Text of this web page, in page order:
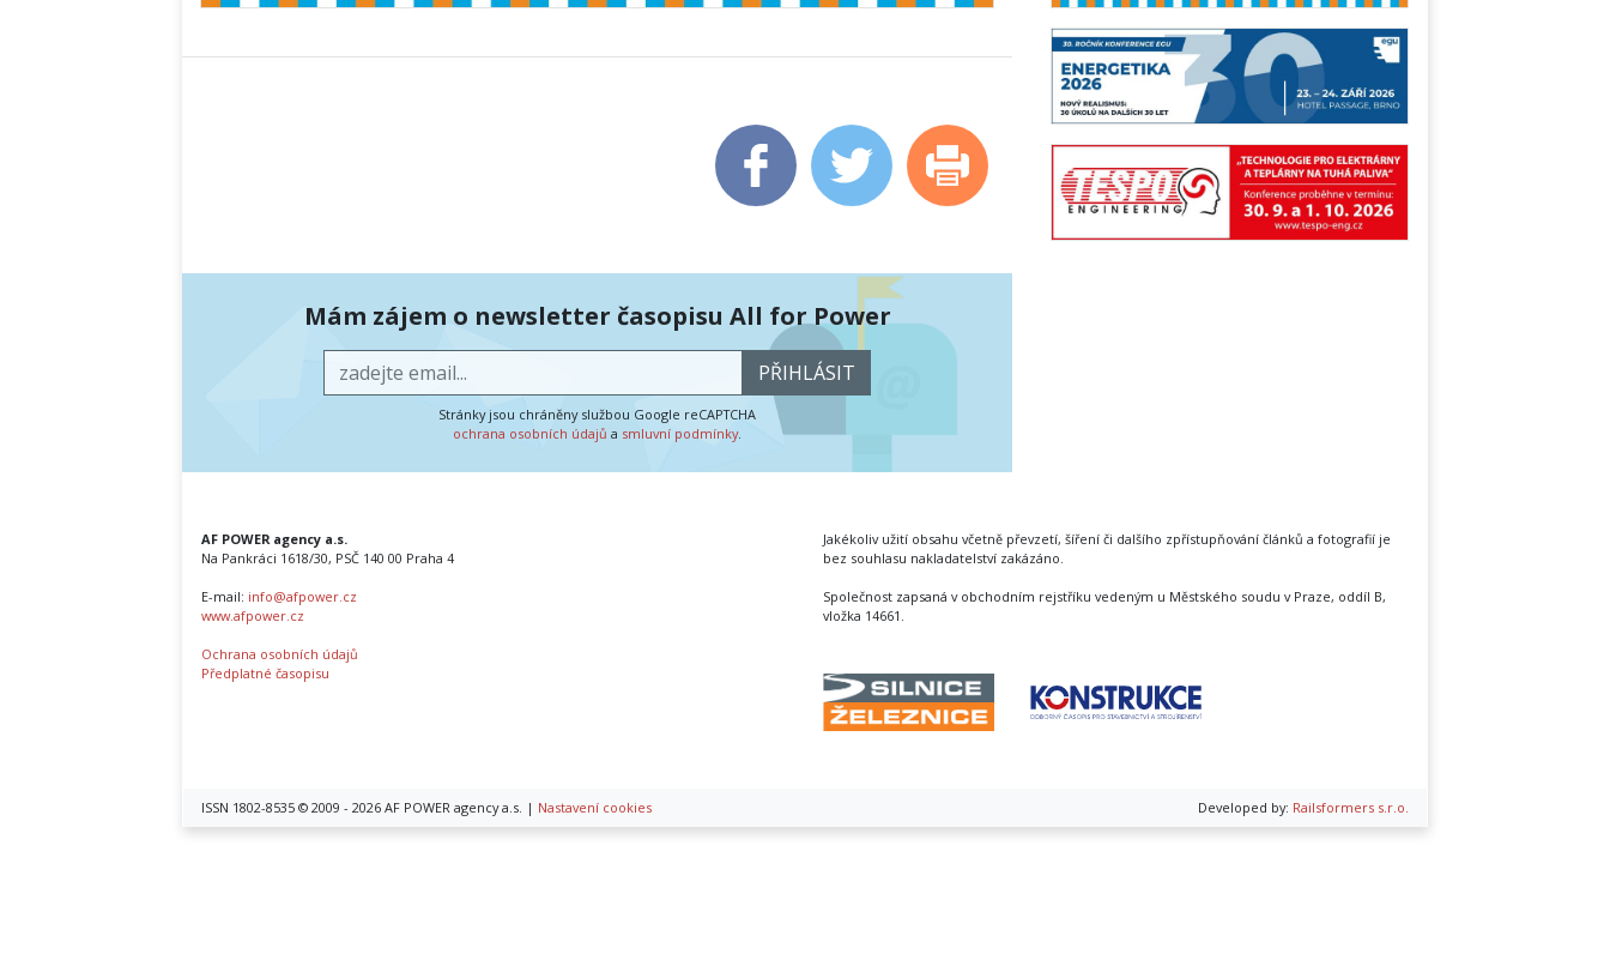
Mám zájem o newsletter časopisu All for Power
PŘIHLÁSIT
Stránky jsou chráněny službou Google reCAPTCHA
ochrana osobních údajů a smluvní podmínky.
AF POWER agency a.s.
Na Pankráci 1618/30, PSČ 140 00 Praha 4
E-mail: info@afpower.cz
www.afpower.cz
Ochrana osobních údajů
Předplatné časopisu
Jakékoliv užití obsahu včetně převzetí, šíření či dalšího zpřístupňování článků a fotografií je
bez souhlasu nakladatelství zakázáno.
Společnost zapsaná v obchodním rejstříku vedeným u Městského soudu v Praze, oddíl B,
vložka 14661.
ISSN 1802-8535 © 2009 - 2026 AF POWER agency a.s. | Nastavení cookies Developed by: Railsformers s.r.o.